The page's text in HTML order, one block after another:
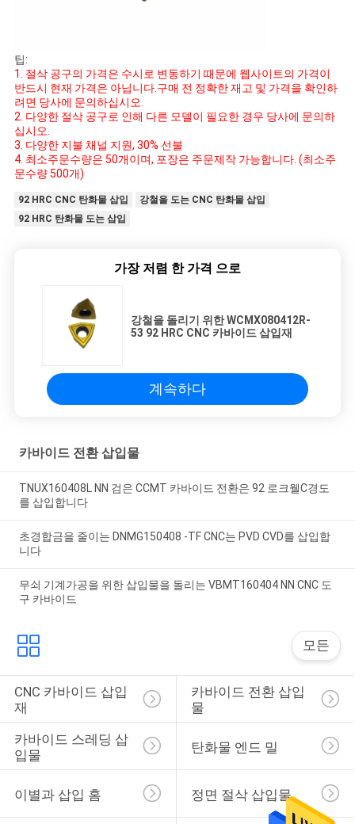
팁:
1. 절삭 공구의 가격은 수시로 변동하기 때문에 웹사이트의 가격이
반드시 현재 가격은 아닙니다.구매 전 정확한 재고 및 가격을 확인하
려면 당사에 문의하십시오.
2. 다양한 절삭 공구로 인해 다른 모델이 필요한 경우 당사에 문의하
십시오.
3. 다양한 지불 채널 지원, 30% 선불
4. 최소주문수량은 50개이며, 포장은 주문제작 가능합니다. (최소주
문수량 500개)
92 HRC CNC 탄화물 삽입
강철을 도는 CNC 탄화물 삽입
92 HRC 탄화물 도는 삽입
가장 저렴 한 가격 으로
강철을 돌리기 위한 WCMX080412R-
53 92 HRC CNC 카바이드 삽입재
계속하다
카바이드 전환 삽입물
TNUX160408L NN 검은 CCMT 카바이드 전환은 92 로크웰C경도
를 삽입합니다
초경합금을 줄이는 DNMG150408 -TF CNC는 PVD CVD를 삽입합
니다
무쇠 기계가공을 위한 삽입물을 돌리는 VBMT160404 NN CNC 도
구 카바이드
모든
CNC 카바이드 삽입
재
카바이드 전환 삽입
물
카바이드 스레딩 삽
입물
탄화물 엔드 밀
이별과 삽입 홈 정면 절삭 삽입물